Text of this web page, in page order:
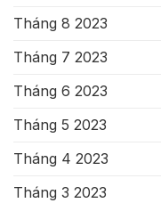
Tháng 8 2023
Tháng 7 2023
Tháng 6 2023
Tháng 5 2023
Tháng 4 2023
Tháng 3 2023